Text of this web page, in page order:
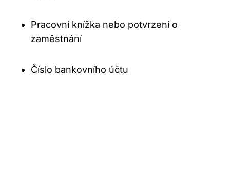
Pracovní knížka nebo potvrzení o
zaměstnání
Číslo bankovního účtu